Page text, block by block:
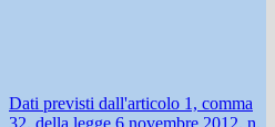
Dati previsti dall'articolo 1, comma
32, della legge 6 novembre 2012, n.